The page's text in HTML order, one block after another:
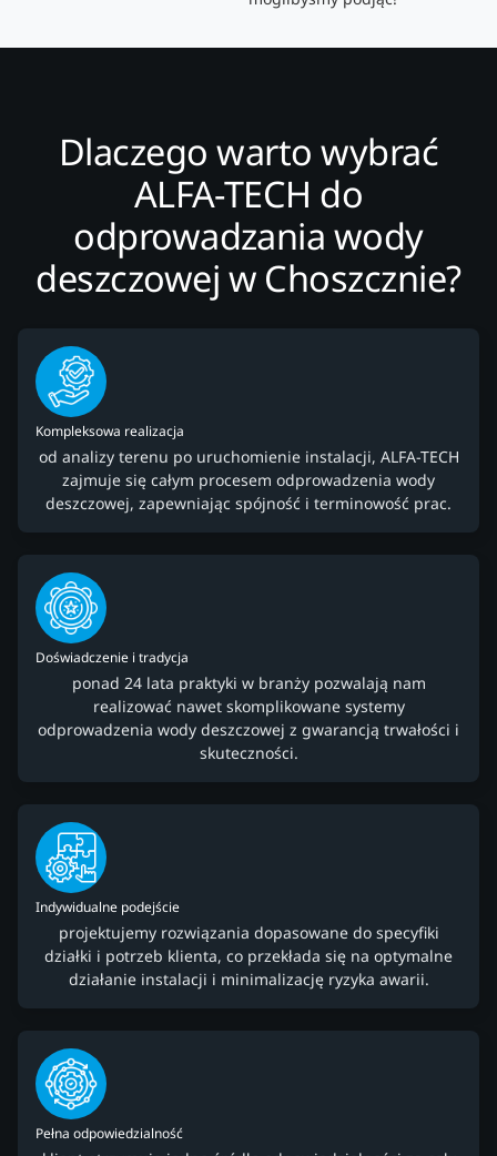
Dlaczego warto wybrać
ALFA-TECH do
odprowadzania wody
deszczowej w Choszcznie?
Kompleksowa realizacja
od analizy terenu po uruchomienie instalacji, ALFA-TECH
zajmuje się całym procesem odprowadzenia wody
deszczowej, zapewniając spójność i terminowość prac.
Doświadczenie i tradycja
ponad 24 lata praktyki w branży pozwalają nam
realizować nawet skomplikowane systemy
odprowadzenia wody deszczowej z gwarancją trwałości i
skuteczności.
Indywidualne podejście
projektujemy rozwiązania dopasowane do specyfiki
działki i potrzeb klienta, co przekłada się na optymalne
działanie instalacji i minimalizację ryzyka awarii.
Pełna odpowiedzialność